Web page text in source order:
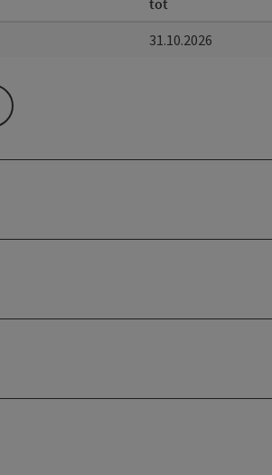
31.10.2026